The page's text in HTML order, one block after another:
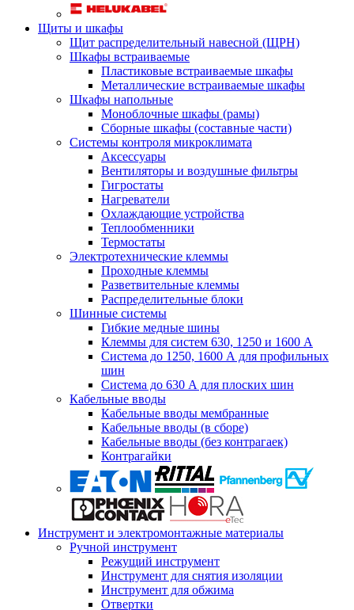
Щиты и шкафы
Щит распределительный навесной (ЩРН)
Шкафы встраиваемые
Пластиковые встраиваемые шкафы
Металлические встраиваемые шкафы
Шкафы напольные
Моноблочные шкафы (рамы)
Сборные шкафы (составные части)
Системы контроля микроклимата
Аксессуары
Вентиляторы и воздушные фильтры
Гигростаты
Нагреватели
Охлаждающие устройства
Теплообменники
Термостаты
Электротехнические клеммы
Проходные клеммы
Разветвительные клеммы
Распределительные блоки
Шинные системы
Гибкие медные шины
Клеммы для систем 630, 1250 и 1600 А
Система до 1250, 1600 А для профильных
шин
Система до 630 А для плоских шин
Кабельные вводы
Кабельные вводы мембранные
Кабельные вводы (в сборе)
Кабельные вводы (без контрагаек)
Контрагайки
Инструмент и электромонтажные материалы
Ручной инструмент
Режущий инструмент
Инструмент для снятия изоляции
Инструмент для обжима
Отвертки